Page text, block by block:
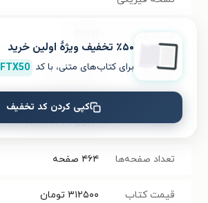
حجم فایل
شابک ۹۷۸۶۲۲۲۳۴۵۵۶۳
تعداد صفحه‌ها ۴۶۴ صفحه
قیمت کتاب ۳۱۲۵۰۰ تومان
٪۵۰ تخفیف ویژۀ اولین خرید
برای کتاب‌های متنی، با کد FTX50
کپی کردن کد تخفیف